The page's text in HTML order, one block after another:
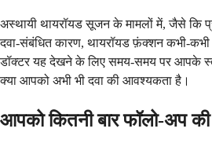
अस्थायी थायरॉयड सूजन के मामलों में, जैसे कि
दवा-संबंधित कारण, थायरॉयड फ़ंक्शन कभी-
डॉक्टर यह देखने के लिए समय-समय पर आपके
क्या आपको अभी भी दवा की आवश्यकता है।
आपको कितनी बार फॉलो-अप